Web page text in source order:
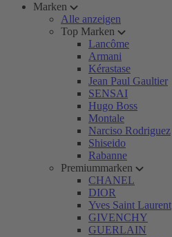
Marken
Alle anzeigen
Top Marken
Lancôme
Armani
Kérastase
Jean Paul Gaultier
SENSAI
Hugo Boss
Montale
Narciso Rodriguez
Shiseido
Rabanne
Premiummarken
CHANEL
DIOR
Yves Saint Laurent
GIVENCHY
GUERLAIN